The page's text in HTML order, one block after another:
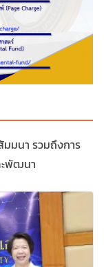
มมนา รวมถึงการ
ะพัฒนา